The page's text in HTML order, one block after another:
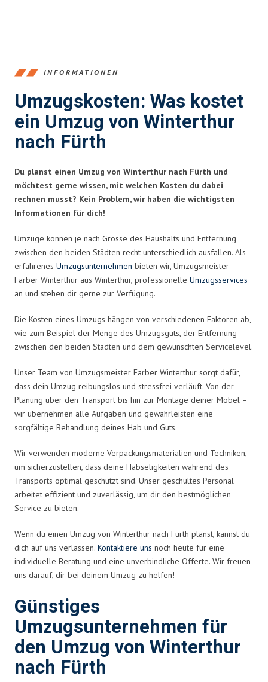
INFORMATIONEN
Umzugskosten: Was kostet
ein Umzug von Winterthur
nach Fürth
Du planst einen Umzug von Winterthur nach Fürth und
möchtest gerne wissen, mit welchen Kosten du dabei
rechnen musst? Kein Problem, wir haben die wichtigsten
Informationen für dich!
Umzüge können je nach Grösse des Haushalts und Entfernung
zwischen den beiden Städten recht unterschiedlich ausfallen. Als
erfahrenes Umzugsunternehmen bieten wir, Umzugsmeister
Farber Winterthur aus Winterthur, professionelle Umzugsservices
an und stehen dir gerne zur Verfügung.
Die Kosten eines Umzugs hängen von verschiedenen Faktoren ab,
wie zum Beispiel der Menge des Umzugsguts, der Entfernung
zwischen den beiden Städten und dem gewünschten Servicelevel.
Unser Team von Umzugsmeister Farber Winterthur sorgt dafür,
dass dein Umzug reibungslos und stressfrei verläuft. Von der
Planung über den Transport bis hin zur Montage deiner Möbel –
wir übernehmen alle Aufgaben und gewährleisten eine
sorgfältige Behandlung deines Hab und Guts.
Wir verwenden moderne Verpackungsmaterialien und Techniken,
um sicherzustellen, dass deine Habseligkeiten während des
Transports optimal geschützt sind. Unser geschultes Personal
arbeitet effizient und zuverlässig, um dir den bestmöglichen
Service zu bieten.
Wenn du einen Umzug von Winterthur nach Fürth planst, kannst du
dich auf uns verlassen. Kontaktiere uns noch heute für eine
individuelle Beratung und eine unverbindliche Offerte. Wir freuen
uns darauf, dir bei deinem Umzug zu helfen!
Günstiges
Umzugsunternehmen für
den Umzug von Winterthur
nach Fürth